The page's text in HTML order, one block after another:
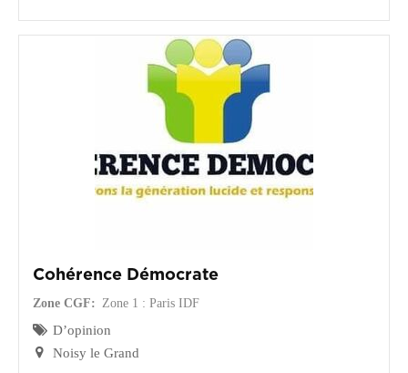
Cohérence Démocrate
Zone CGF Zone 1 : Paris IDF
D’opinion
Noisy le Grand